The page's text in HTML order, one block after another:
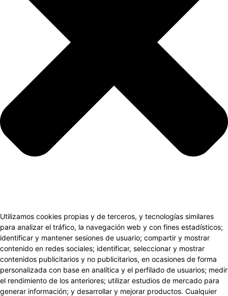
Utilizamos cookies propias y de terceros, y tecnologías similares
para analizar el tráfico, la navegación web y con fines estadísticos;
identificar y mantener sesiones de usuario; compartir y mostrar
contenido en redes sociales; identificar, seleccionar y mostrar
contenidos publicitarios y no publicitarios, en ocasiones de forma
personalizada con base en analítica y el perfilado de usuarios; medir
el rendimiento de los anteriores; utilizar estudios de mercado para
generar información; y desarrollar y mejorar productos. Cualquier